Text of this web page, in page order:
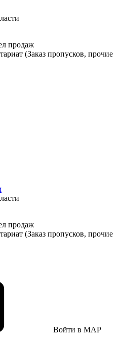
продаж
(Заказ пропусков, прочие
продаж
(Заказ пропусков, прочие
Войти в MAP